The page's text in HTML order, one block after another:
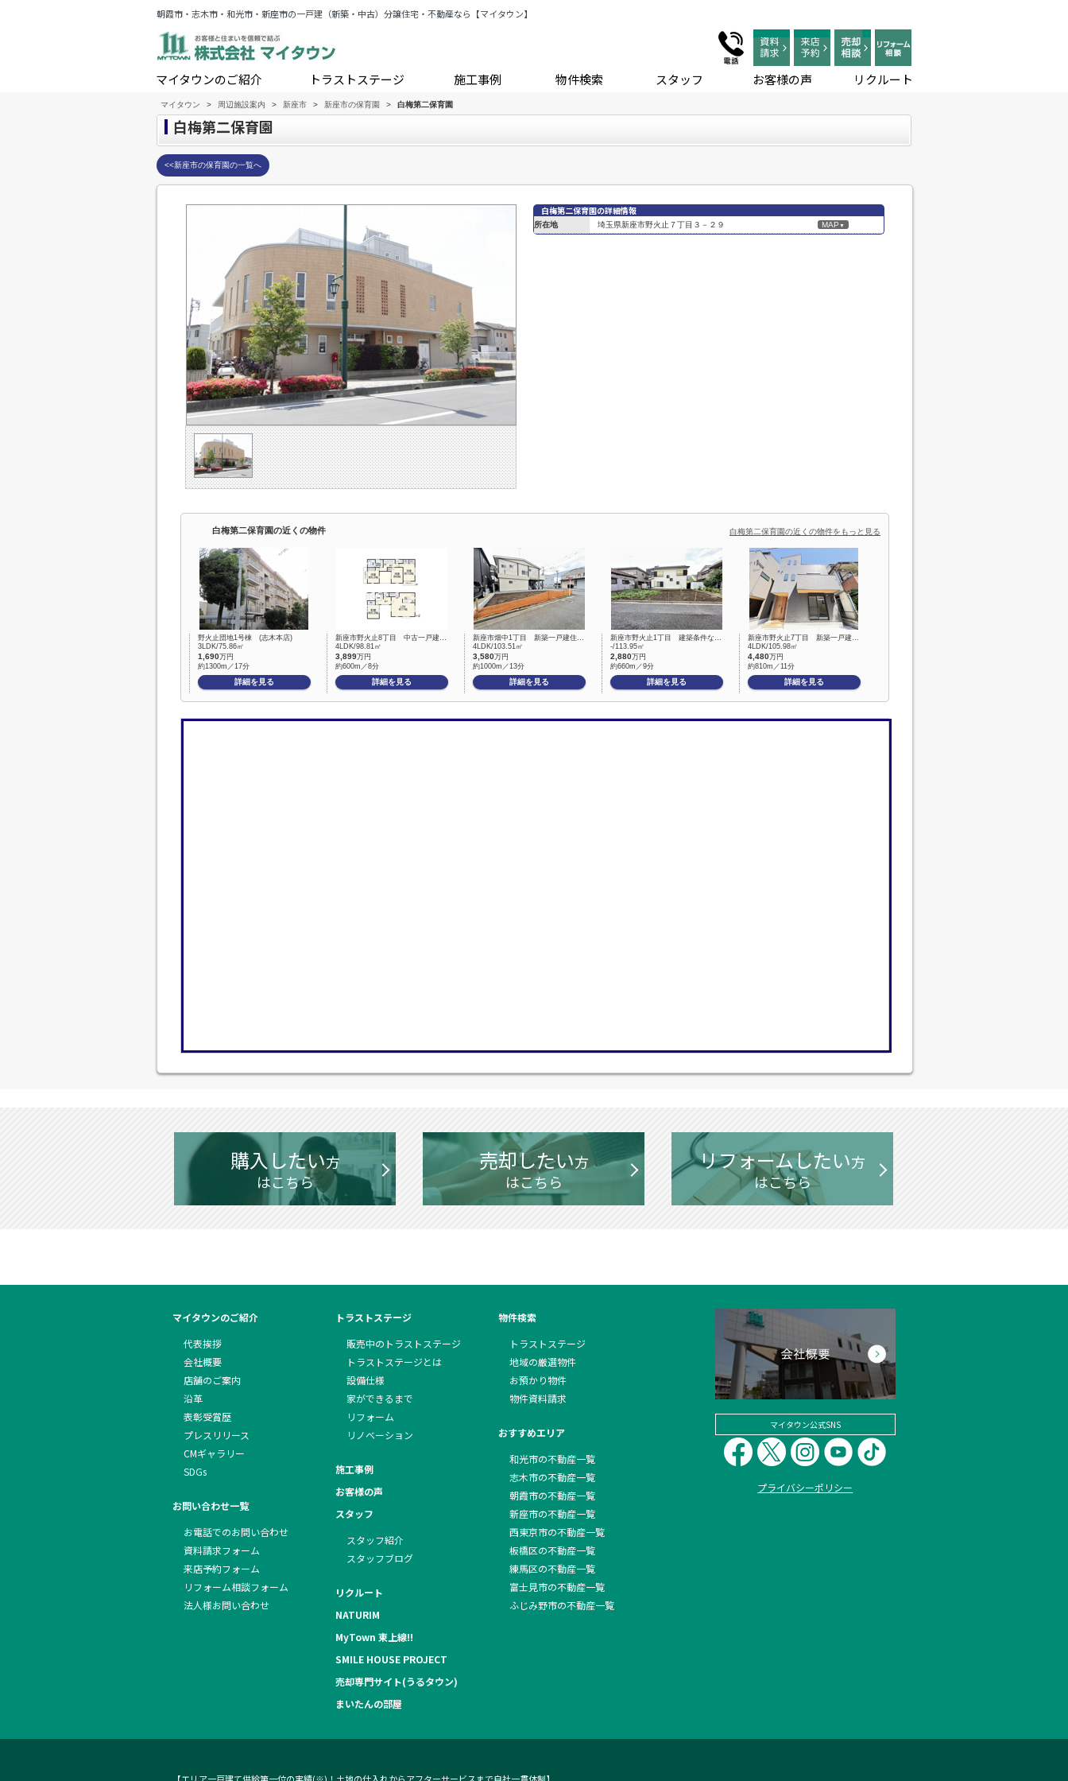
朝霞市・志木市・和光市・新座市の一戸建（新築・中古）分譲住宅・不動産なら【マイタウン】
マイタウンのご紹介 トラストステージ 施工事例 物件検索 スタッフ お客様の声 リクルート
マイタウン > 周辺施設案内 > 新座市 > 新座市の保育園 > 白梅第二保育園
白梅第二保育園
<<新座市の保育園の一覧へ
白梅第二保育園の詳細情報
所在地 埼玉県新座市野火止７丁目３－２９ MAP ▼
白梅第二保育園の近くの物件 白梅第二保育園の近くの物件をもっと見る
野火止団地1号棟 (志木本店)
3LDK/75.86㎡
1,690万円
約1300m／17分
詳細を見る
新座市野火止8丁目 中古一戸建…
4LDK/98.81㎡
3,899万円
約600m／8分
詳細を見る
新座市畑中1丁目 新築一戸建住…
4LDK/103.51㎡
3,580万円
約1000m／13分
詳細を見る
新座市野火止1丁目 建築条件な…
-/113.95㎡
2,880万円
約660m／9分
詳細を見る
新座市野火止7丁目 新築一戸建…
4LDK/105.98㎡
4,480万円
約810m／11分
詳細を見る
購入したい方
はこちら
売却したい方
はこちら
リフォームしたい方
はこちら
マイタウンのご紹介
代表挨拶
会社概要
店舗のご案内
沿革
表彰受賞歴
プレスリリース
CMギャラリー
SDGs
お問い合わせ一覧
お電話でのお問い合わせ
資料請求フォーム
来店予約フォーム
リフォーム相談フォーム
法人様お問い合わせ
トラストステージ
販売中のトラストステージ
トラストステージとは
設備仕様
家ができるまで
リフォーム
リノベーション
施工事例
お客様の声
スタッフ
スタッフ紹介
スタッフブログ
リクルート
NATURIM
MyTown 東上線!!
SMILE HOUSE PROJECT
売却専門サイト(うるタウン)
まいたんの部屋
物件検索
トラストステージ
地域の厳選物件
お預かり物件
物件資料請求
おすすめエリア
和光市の不動産一覧
志木市の不動産一覧
朝霞市の不動産一覧
新座市の不動産一覧
西東京市の不動産一覧
板橋区の不動産一覧
練馬区の不動産一覧
富士見市の不動産一覧
ふじみ野市の不動産一覧
マイタウン公式SNS
プライバシーポリシー